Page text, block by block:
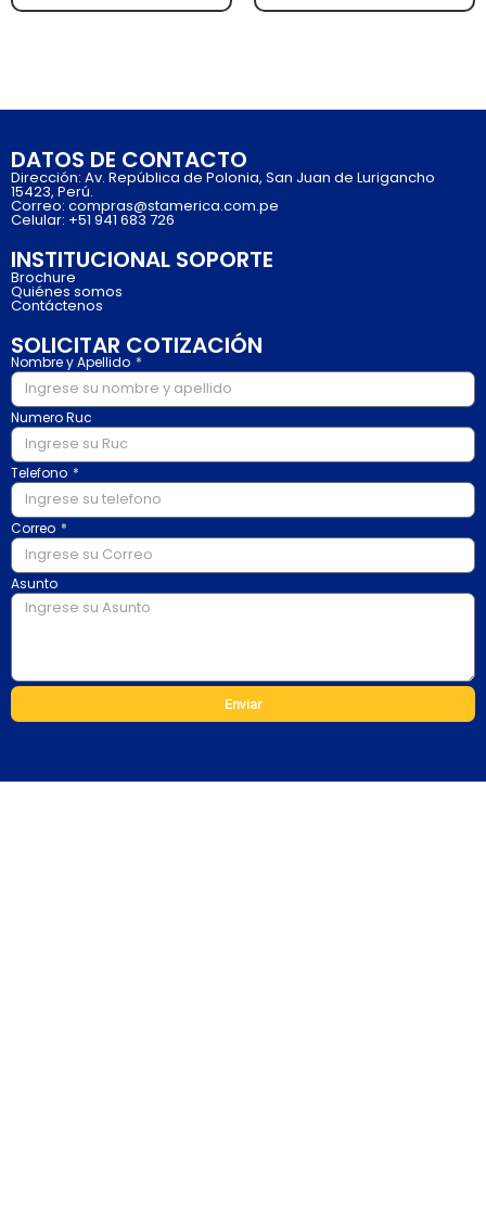
DATOS DE CONTACTO
Dirección: Av. República de Polonia, San Juan de Lurigancho
15423, Perú.
Correo: compras@stamerica.com.pe
Celular: +51 941 683 726
INSTITUCIONAL SOPORTE
Brochure
Quiénes somos
Contáctenos
SOLICITAR COTIZACIÓN
Nombre y Apellido
Numero Ruc
Telefono
Correo
Asunto
Enviar